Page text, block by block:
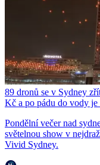
89 dronů se v Sydney
Kč a po pádu do vody je
Pondělní večer nad
světelnou show v
Vivid Sydney.